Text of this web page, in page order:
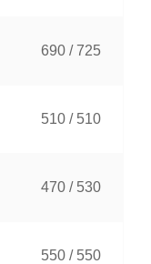
690 / 725
510 / 510
470 / 530
550 / 550